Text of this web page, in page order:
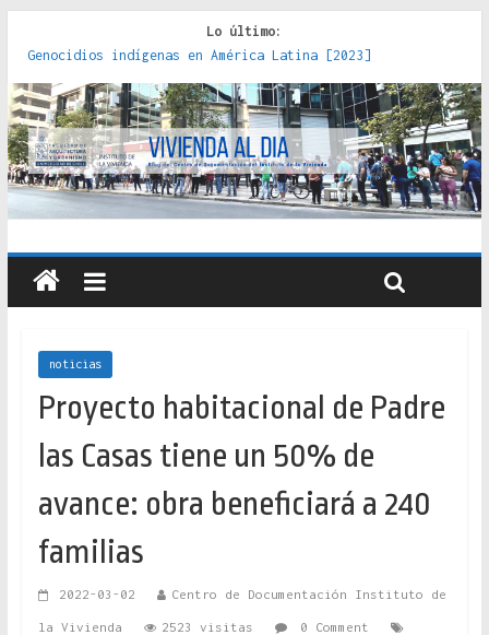
Lo último:
Genocidios indígenas en América Latina [2023]
Estudios sobre la espacialización de los Estados :
políticas, prácticas y representaciones [2022]
Donde el pedernal choca con el acero : hacia una teoría
crítica de las fronteras latinoamericanas [2020]
Criterios técnicos para una vivienda adecuada [2019]
Red de consultorios de la Caja del Seguro Obrero en
Santiago : un patrimonio emblemático [2014]
noticias
Proyecto habitacional de Padre
las Casas tiene un 50% de
avance: obra beneficiará a 240
familias
2022-03-02 Centro de Documentación Instituto de
la Vivienda 2523 visitas 0 Comment